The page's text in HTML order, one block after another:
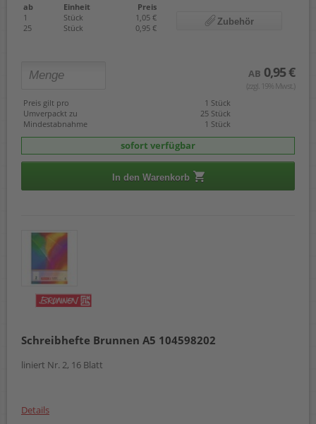
ab Einheit
Preis
1
Stück
1,05 €
25
Stück 0,95 €
Zubehör
AB 0,95 €
(zzgl. 19% Mwst.)
Preis gilt pro
1 Stück
Umverpackt zu
25 Stück
Mindestabnahme
1 Stück
sofort verfügbar
In den Warenkorb
Schreibhefte Brunnen A5 104598202
liniert Nr. 2, 16 Blatt
Details